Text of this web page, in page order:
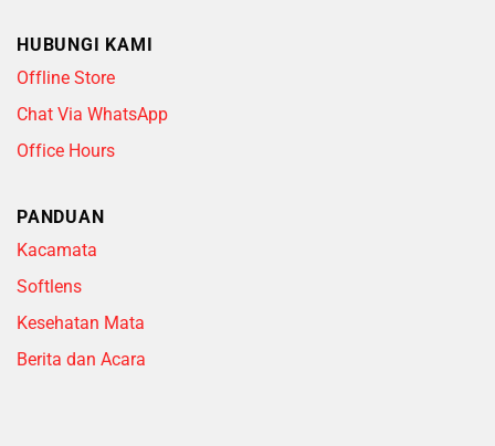
HUBUNGI KAMI
Offline Store
Chat Via WhatsApp
Office Hours
PANDUAN
Kacamata
Softlens
Kesehatan Mata
Berita dan Acara